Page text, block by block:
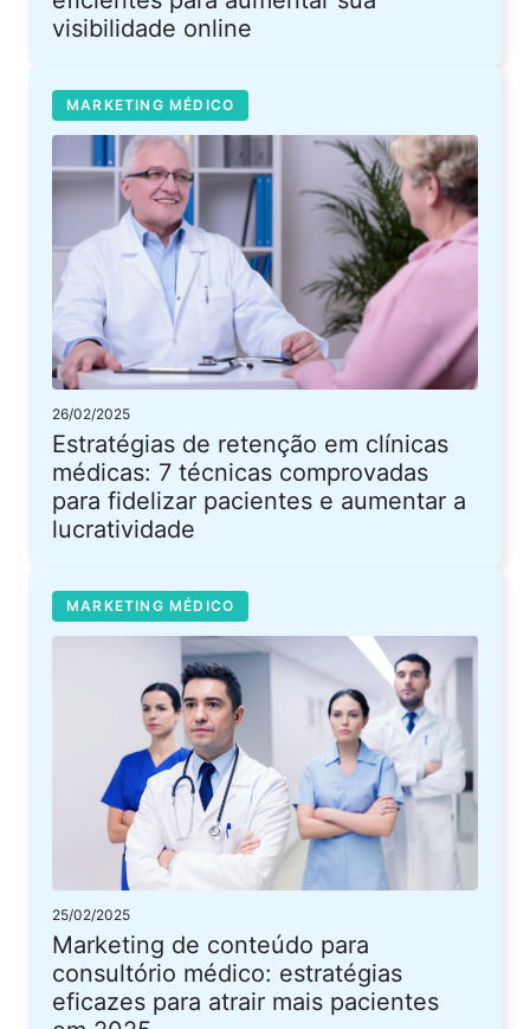
visibilidade online
MARKETING MÉDICO
26/02/2025
Estratégias de retenção em clínicas
médicas: 7 técnicas comprovadas
para fidelizar pacientes e aumentar a
lucratividade
MARKETING MÉDICO
25/02/2025
Marketing de conteúdo para
consultório médico: estratégias
eficazes para atrair mais pacientes